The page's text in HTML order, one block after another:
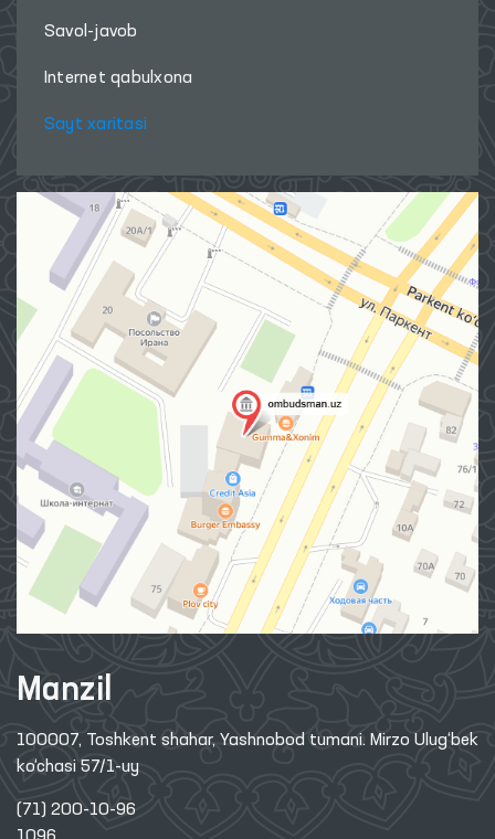
Savol-javob
Internet qabulxona
Sayt xaritasi
Manzil
100007, Toshkent shahar, Yashnobod tumani. Mirzo Ulug‘bek
ko‘chasi 57/1-uy
(71) 200-10-96